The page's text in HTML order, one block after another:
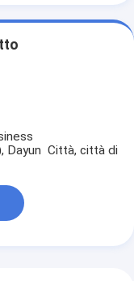
Dayun Città, città di